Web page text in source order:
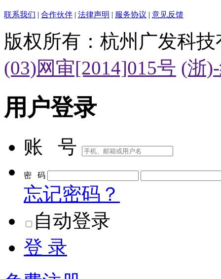
联系我们 | 合作伙伴 | 法律声明 | 服务协议 | 意见反馈
版权所有：杭州广发科
(03)网审[2014]015号 (浙
用户登录
账 号
密 码
忘记密码？
自动登录
登 录